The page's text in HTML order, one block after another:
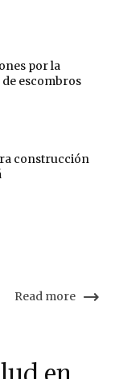
por la
escombros
construcción
Read more